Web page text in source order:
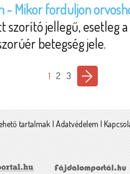
- Mikor forduljon
jellegű, esetleg
betegség jele.
1 2 3
tartalmak | Adatvédelem |